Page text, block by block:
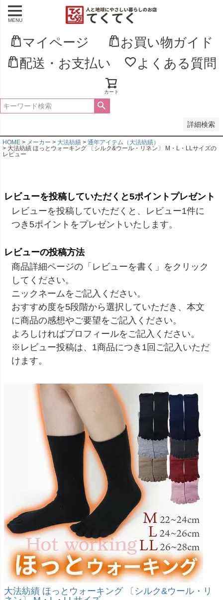
MENU
マイページ
お買い物ガイド
配送・お支払い
よくある質問
カート
詳細検索
新着順
登録順
価格が高い順
優先度順
HOME メーカー 大法紡績
通年アイテム（大法紡績）
大法紡績 ほっとウォーキング 〔シルク&ウール・リネン〕 M・L・LLサイズの
レビュー
レビューを投稿していただくと5ポイントプレゼント
レビューを投稿していただくと、レビュー1件に
つき5ポイントをプレゼントいたします。
レビューの投稿方法
商品詳細ページの「レビューを書く」をクリック
してください。
ニックネームをご記入ください。
おすすめ度を5段階から選択していただき、本文
に商品の感想やご要望をご記入ください。
よろしければプロフィールをご記入ください。
※レビュー投稿は、1商品につき1回ご記入いただ
けます。
大法紡績 ほっとウォーキング 〔シルク&ウール・リ